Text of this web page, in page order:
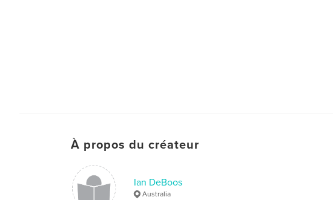
À propos du créateur
Ian DeBoos
Australia